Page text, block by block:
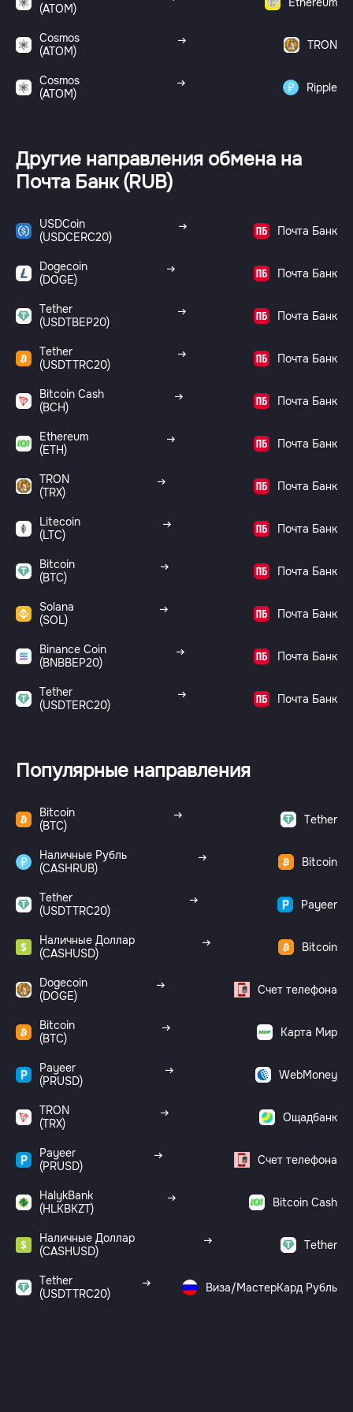
(ATOM)
Cosmos
(ATOM)
TRON
Cosmos
(ATOM)
Ripple
Другие направления обмена на
Почта Банк (RUB)
USDCoin
(USDCERC20)
Почта Банк
Dogecoin
(DOGE)
Почта Банк
Tether
(USDTBEP20)
Почта Банк
Tether
(USDTTRC20)
Почта Банк
Bitcoin Cash
(BCH)
Почта Банк
Ethereum
(ETH)
Почта Банк
TRON
(TRX)
Почта Банк
Litecoin
(LTC)
Почта Банк
Bitcoin
(BTC)
Почта Банк
Solana
(SOL)
Почта Банк
Binance Coin
(BNBBEP20)
Почта Банк
Tether
(USDTERC20)
Почта Банк
Популярные направления
Bitcoin
(BTC)
Tether
Наличные Рубль
(CASHRUB)
Bitcoin
Tether
(USDTTRC20)
Payeer
Наличные Доллар
(CASHUSD)
Bitcoin
Dogecoin
(DOGE)
Счет телефона
Bitcoin
(BTC)
Карта Мир
Payeer
(PRUSD)
WebMoney
TRON
(TRX)
Ощадбанк
Payeer
(PRUSD)
Счет телефона
HalykBank
(HLKBKZT)
Bitcoin Cash
Наличные Доллар
(CASHUSD)
Tether
Tether
(USDTTRC20)
Виза/МастерКард Рубль